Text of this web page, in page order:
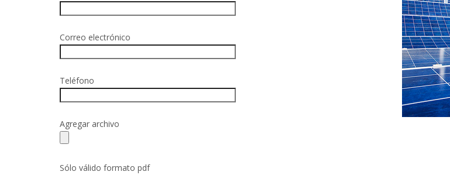
Correo electrónico
Teléfono
Agregar archivo
Sólo válido formato pdf